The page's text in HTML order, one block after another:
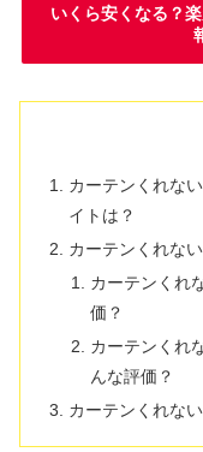
いくら安くなる？
カーテンくれな
イトは？
カーテンくれな
カーテンくれ
価？
カーテンくれ
んな評価？
カーテンくれな